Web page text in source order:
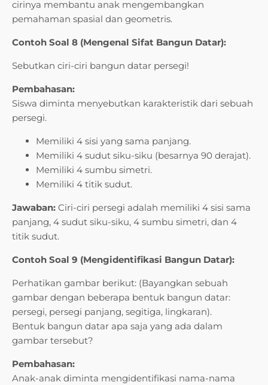
cirinya membantu anak mengembangkan
pemahaman spasial dan geometris.
Contoh Soal 8 (Mengenal Sifat Bangun Datar):
Sebutkan ciri-ciri bangun datar persegi!
Pembahasan:
Siswa diminta menyebutkan karakteristik dari sebuah
persegi.
Memiliki 4 sisi yang sama panjang.
Memiliki 4 sudut siku-siku (besarnya 90 derajat).
Memiliki 4 sumbu simetri.
Memiliki 4 titik sudut.
Jawaban: Ciri-ciri persegi adalah memiliki 4 sisi sama
panjang, 4 sudut siku-siku, 4 sumbu simetri, dan 4
titik sudut.
Contoh Soal 9 (Mengidentifikasi Bangun Datar):
Perhatikan gambar berikut: (Bayangkan sebuah
gambar dengan beberapa bentuk bangun datar:
persegi, persegi panjang, segitiga, lingkaran).
Bentuk bangun datar apa saja yang ada dalam
gambar tersebut?
Pembahasan:
Anak-anak diminta mengidentifikasi nama-nama